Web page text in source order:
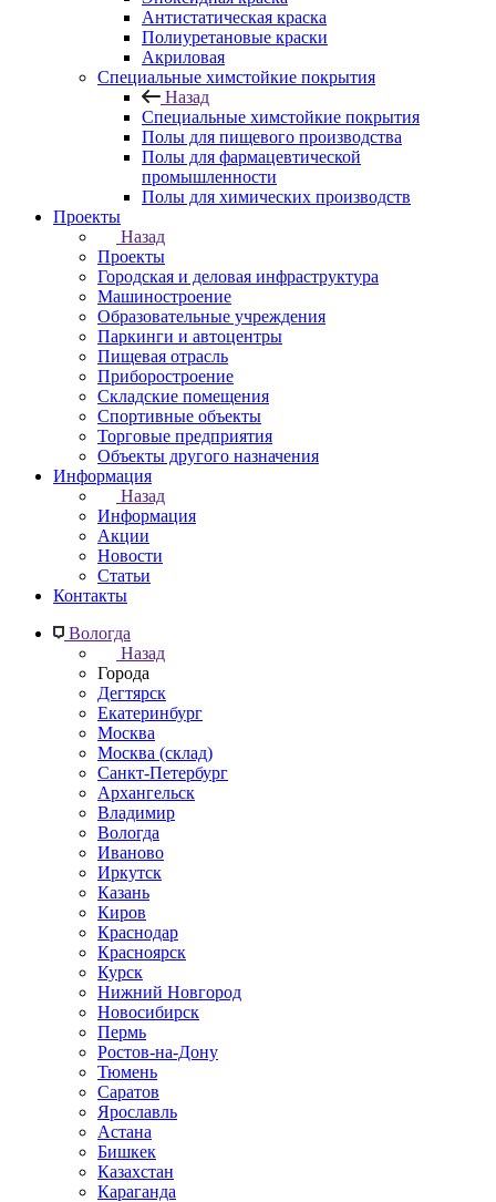
Антистатическая краска
Полиуретановые краски
Акриловая
Специальные химстойкие покрытия
Назад
Специальные химстойкие покрытия
Полы для пищевого производства
Полы для фармацевтической
промышленности
Полы для химических производств
Проекты
Назад
Проекты
Городская и деловая инфраструктура
Машиностроение
Образовательные учреждения
Паркинги и автоцентры
Пищевая отрасль
Приборостроение
Складские помещения
Спортивные объекты
Торговые предприятия
Объекты другого назначения
Информация
Назад
Информация
Акции
Новости
Статьи
Контакты
Вологда
Назад
Города
Дегтярск
Екатеринбург
Москва
Москва (склад)
Санкт-Петербург
Архангельск
Владимир
Вологда
Иваново
Иркутск
Казань
Киров
Краснодар
Красноярск
Курск
Нижний Новгород
Новосибирск
Пермь
Ростов-на-Дону
Тюмень
Саратов
Ярославль
Астана
Бишкек
Казахстан
Караганда